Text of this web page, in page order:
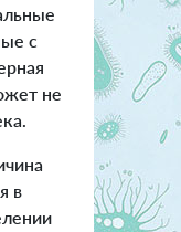
с
не
в